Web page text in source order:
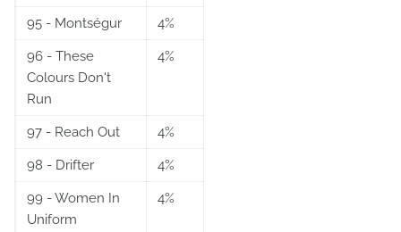
95 - Montségur 4%
96 - These
Colours Don't
Run
4%
97 - Reach Out 4%
98 - Drifter 4%
99 - Women In
Uniform
4%